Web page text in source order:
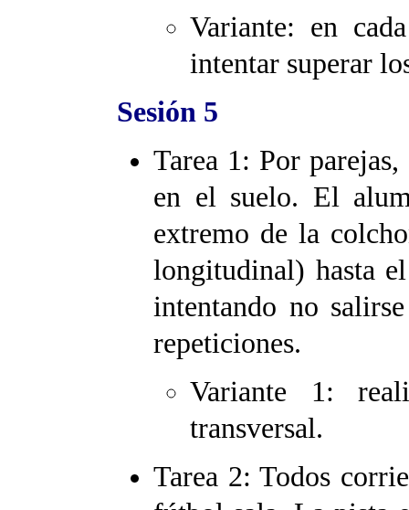
Variante: en
intentar superar
Sesión 5
Tarea 1: Por
en el suelo. El
extremo de la
longitudinal) hasta
intentando no
repeticiones.
Variante 1:
transversal.
Tarea 2: Todos